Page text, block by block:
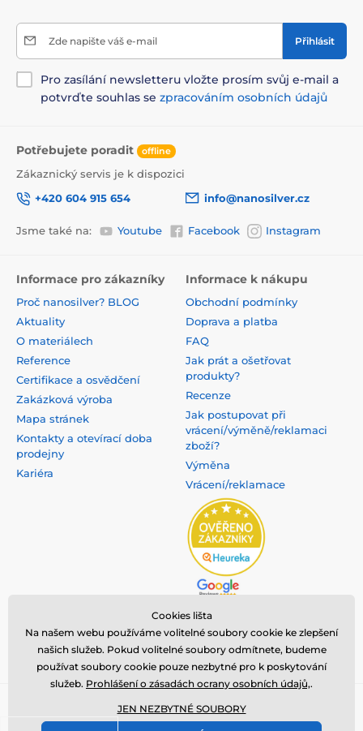
Zde napište váš e-mail Přihlásit
Pro zasílání newsletteru vložte prosím svůj e-mail a
potvrďte souhlas se zpracováním osobních údajů
Potřebujete poradit offline
Zákaznický servis je k dispozici
+420 604 915 654
info@nanosilver.cz
Jsme také na: Youtube Facebook Instagram
Informace pro zákazníky
Proč nanosilver? BLOG
Aktuality
O materiálech
Reference
Certifikace a osvědčení
Zakázková výroba
Mapa stránek
Kontakty a otevírací doba
prodejny
Kariéra
Informace k nákupu
Obchodní podmínky
Doprava a platba
FAQ
Jak prát a ošetřovat
produkty?
Recenze
Jak postupovat při
vrácení/výměně/reklamaci
zboží?
Výměna
Vrácení/reklamace
Copyright ©2008 - 2025, všechna práva vyhrazena,
registrovaná ochranná známka společnostiNanoTrade, s.r.o.⦁ E-
Cookies lišta
Na našem webu používáme volitelné soubory cookie ke zlepšení
našich služeb. Pokud volitelné soubory odmítnete, budeme
používat soubory cookie pouze nezbytné pro k poskytování
služeb. Prohlášení o zásadách ocrany osobních údajů,.
JEN NEZBYTNÉ SOUBORY